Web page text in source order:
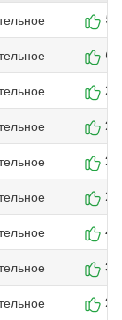
5
6
2
2
2
2
4
3
2